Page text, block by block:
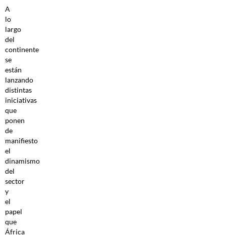
A
lo
largo
del
continente
se
están
lanzando
distintas
iniciativas
que
ponen
de
manifiesto
el
dinamismo
del
sector
y
el
papel
que
África